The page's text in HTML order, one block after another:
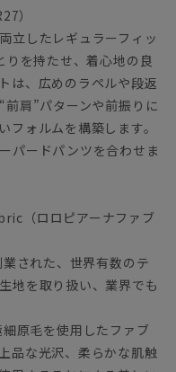
）
立したレギュラーフィッ
りを持たせ、着心地の良
は、広めのラペルや段返
肩”パターンや前振りに
フォルムを構築します。
パードパンツを合わせま
（ロロピアーナファブ
された、世界有数のテ
地を取り扱い、業界でも
原毛を使用したファブ
品な光沢、柔らかな肌触